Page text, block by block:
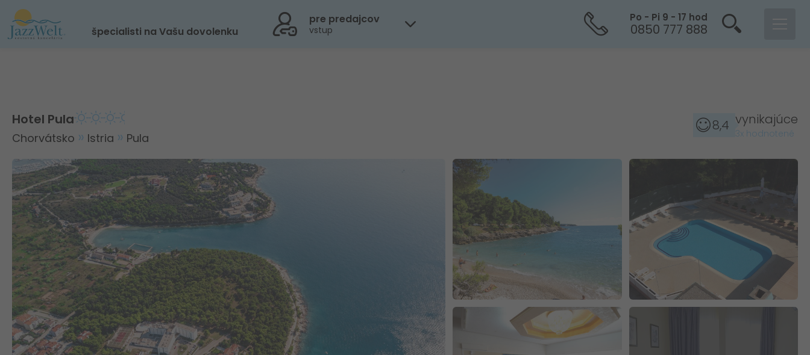
špecialisti na Vašu dovolenku
pre predajcov
vstup
Po - Pi 9 - 17 hod
0850 777 888
Hotel Pula
Chorvátsko Istria Pula
8,4 vynikajúce
3x hodnotené